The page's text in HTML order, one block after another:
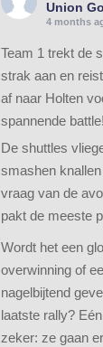
Union
4 months
Team 1 trekt de
strak aan en
af naar Holten
spannende battle!
De shuttles
smashen
vraag van de
pakt de meeste
Wordt het een
overwinning of
nagelbijtend
laatste rally?
zeker: ze gaan